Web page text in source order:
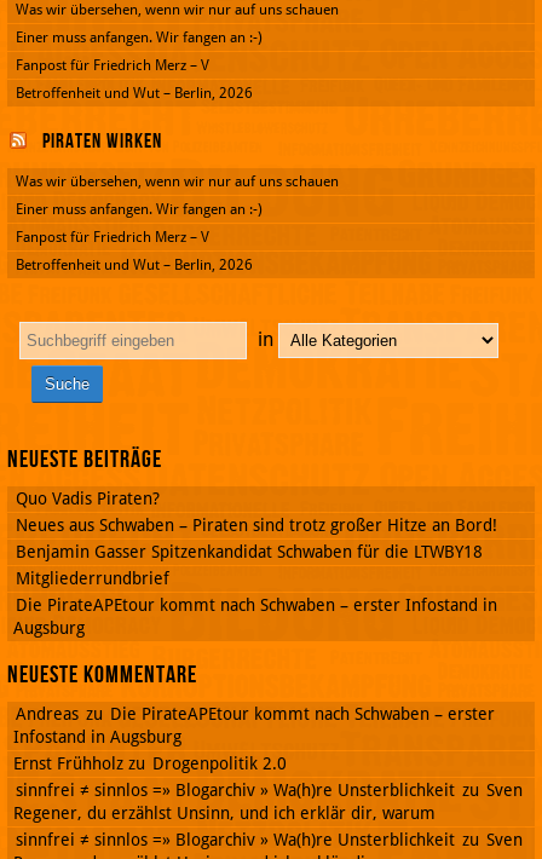
Was wir übersehen, wenn wir nur auf uns schauen
Einer muss anfangen. Wir fangen an :-)
Fanpost für Friedrich Merz – V
Betroffenheit und Wut – Berlin, 2026
Piraten wirken
Was wir übersehen, wenn wir nur auf uns schauen
Einer muss anfangen. Wir fangen an :-)
Fanpost für Friedrich Merz – V
Betroffenheit und Wut – Berlin, 2026
in
Neueste Beiträge
Quo Vadis Piraten?
Neues aus Schwaben – Piraten sind trotz großer Hitze an Bord!
Benjamin Gasser Spitzenkandidat Schwaben für die LTWBY18
Mitgliederrundbrief
Die PirateAPEtour kommt nach Schwaben – erster Infostand in
Augsburg
Neueste Kommentare
Andreas zu Die PirateAPEtour kommt nach Schwaben – erster
Infostand in Augsburg
Ernst Frühholz zu Drogenpolitik 2.0
sinnfrei ≠ sinnlos =» Blogarchiv » Wa(h)re Unsterblichkeit zu Sven
Regener, du erzählst Unsinn, und ich erklär dir, warum
sinnfrei ≠ sinnlos =» Blogarchiv » Wa(h)re Unsterblichkeit zu Sven